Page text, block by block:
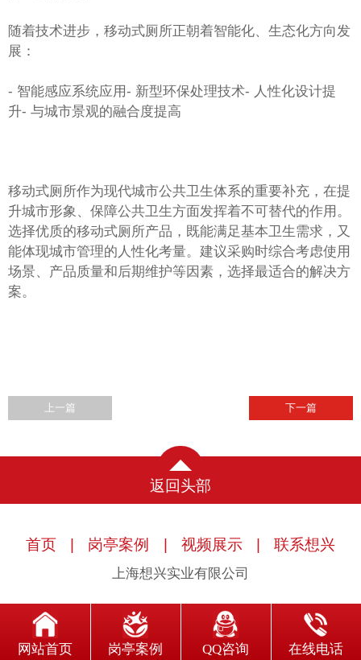
随着技术进步，移动式厕所正朝着智能化、生态化方向发
展：
- 智能感应系统应用- 新型环保处理技术- 人性化设计提
升- 与城市景观的融合度提高
移动式厕所作为现代城市公共卫生体系的重要补充，在提
升城市形象、保障公共卫生方面发挥着不可替代的作用。
选择优质的移动式厕所产品，既能满足基本卫生需求，又
能体现城市管理的人性化考量。建议采购时综合考虑使用
场景、产品质量和后期维护等因素，选择最适合的解决方
案。
上一篇 下一篇
返回头部
首页 岗亭案例 视频展示 联系想兴
上海想兴实业有限公司
网站首页 岗亭案例 QQ咨询 在线电话